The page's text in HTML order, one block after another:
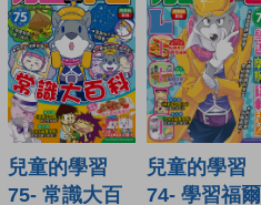
兒童的學習
75- 常識大百
兒童的學習
74- 學習福爾